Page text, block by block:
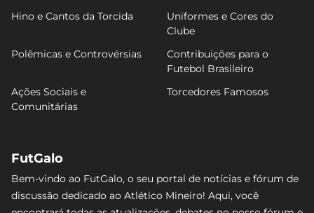
Hino e Cantos da Torcida
Uniformes e Cores do
Clube
Polêmicas e Controvérsias
Contribuições para o
Futebol Brasileiro
Ações Sociais e
Comunitárias
Torcedores Famosos
FutGalo
Bem-vindo ao FutGalo, o seu portal de notícias e fórum de
discussão dedicado ao Atlético Mineiro! Aqui, você